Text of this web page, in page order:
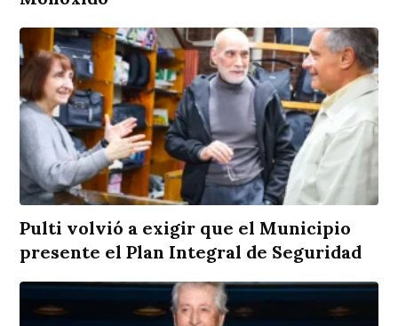
Pulti volvió a exigir que el Municipio
presente el Plan Integral de Seguridad